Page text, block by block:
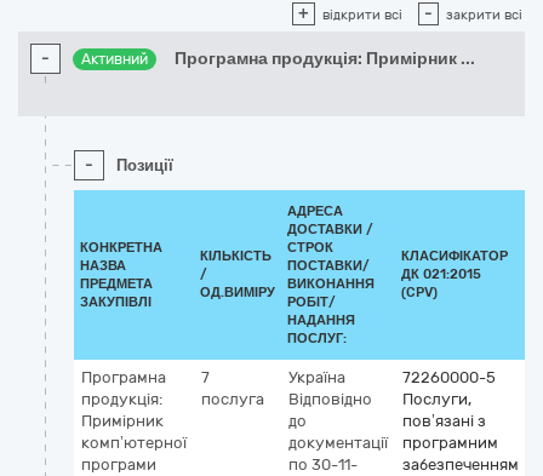
+ відкрити всі - закрити всі
- Активний Програмна продукція: Примірник ...
- Позиції
КОНКРЕТНА
НАЗВА
ПРЕДМЕТА
ЗАКУПІВЛІ
КІЛЬКІСТЬ
/
ОД.ВИМІРУ
АДРЕСА
ДОСТАВКИ /
СТРОК
ПОСТАВКИ/
ВИКОНАННЯ
РОБІТ/
НАДАННЯ
ПОСЛУГ:
КЛАСИФІКАТОР
ДК 021:2015
(CPV)
Програмна
продукція:
Примірник
комп’ютерної
програми
7
послуга
Україна
Відповідно
до
документації
по 30-11-
72260000-5
Послуги,
пов’язані з
програмним
забезпеченням